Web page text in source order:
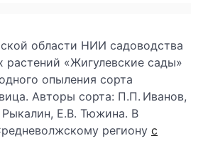
области НИИ садоводства
растений «Жигулевские сады»
опыления сорта
Авторы сорта: П.П. Иванов,
Е.В. Тюжина. В
региону с